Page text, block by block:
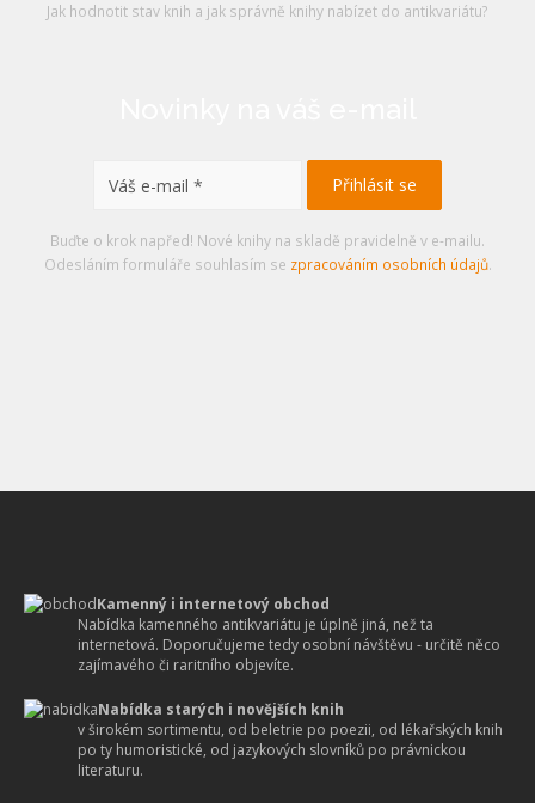
Jak hodnotit stav knih a jak správně knihy nabízet do antikvariátu?
Buďte o krok napřed! Nové knihy na skladě pravidelně v e-mailu.
Odesláním formuláře souhlasím se zpracováním osobních údajů.
Kamenný i internetový obchod
Nabídka kamenného antikvariátu je úplně jiná, než ta
internetová. Doporučujeme tedy osobní návštěvu - určitě něco
zajímavého či raritního objevíte.
Nabídka starých i novějších knih
v širokém sortimentu, od beletrie po poezii, od lékařských knih
po ty humoristické, od jazykových slovníků po právnickou
literaturu.